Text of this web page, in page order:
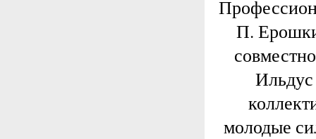
П.
молодые